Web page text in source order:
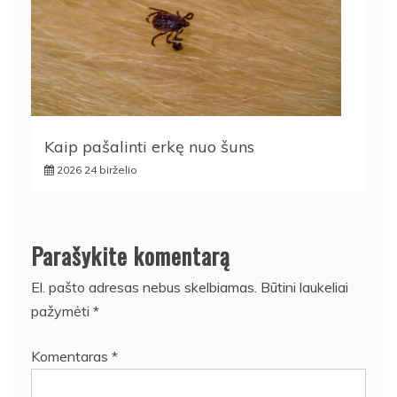
Kaip pašalinti erkę nuo šuns
2026 24 birželio
Parašykite komentarą
El. pašto adresas nebus skelbiamas. Būtini laukeliai
pažymėti *
Komentaras *